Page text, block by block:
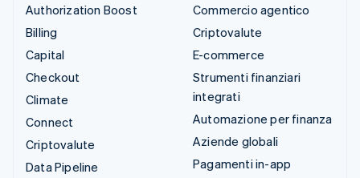
Authorization Boost
Billing
Capital
Checkout
Climate
Connect
Criptovalute
Data Pipeline
Commercio agentico
Criptovalute
E-commerce
Strumenti finanziari
integrati
Automazione per finanza
Aziende globali
Pagamenti in-app